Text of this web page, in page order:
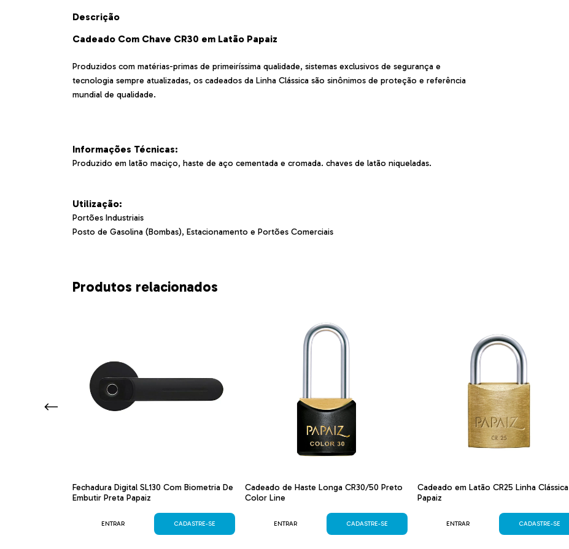
Descrição
Cadeado Com Chave CR30 em Latão Papaiz
Produzidos com matérias-primas de primeiríssima qualidade, sistemas exclusivos de segurança e
tecnologia sempre atualizadas, os cadeados da Linha Clássica são sinônimos de proteção e referência
mundial de qualidade.
Informações Técnicas:
Produzido em latão maciço, haste de aço cementada e cromada. chaves de latão niqueladas.
Utilização:
Portões Industriais
Posto de Gasolina (Bombas), Estacionamento e Portões Comerciais
Produtos relacionados
Fechadura Digital SL130 Com Biometria De
Embutir Preta Papaiz
ENTRAR CADASTRE-SE
Cadeado de Haste Longa CR30/50 Preto
Color Line
ENTRAR CADASTRE-SE
Cadeado em Latão CR25 Linha Clássica
Papaiz
ENTRAR CADASTRE-SE